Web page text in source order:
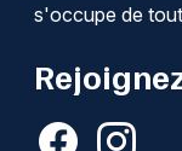
s'occupe de